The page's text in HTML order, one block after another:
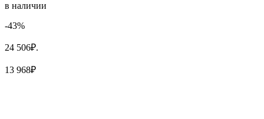
в наличии
-43%
24 506₽.
13 968₽